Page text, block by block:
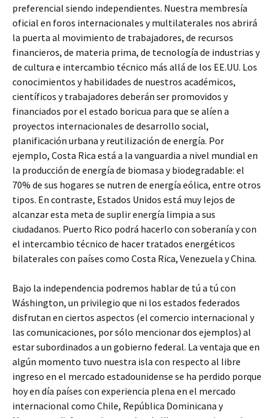
preferencial siendo independientes. Nuestra membresía
oficial en foros internacionales y multilaterales nos abrirá
la puerta al movimiento de trabajadores, de recursos
financieros, de materia prima, de tecnología de industrias y
de cultura e intercambio técnico más allá de los EE.UU. Los
conocimientos y habilidades de nuestros académicos,
científicos y trabajadores deberán ser promovidos y
financiados por el estado boricua para que se alíen a
proyectos internacionales de desarrollo social,
planificación urbana y reutilización de energía. Por
ejemplo, Costa Rica está a la vanguardia a nivel mundial en
la producción de energía de biomasa y biodegradable: el
70% de sus hogares se nutren de energía eólica, entre otros
tipos. En contraste, Estados Unidos está muy lejos de
alcanzar esta meta de suplir energía limpia a sus
ciudadanos. Puerto Rico podrá hacerlo con soberanía y con
el intercambio técnico de hacer tratados energéticos
bilaterales con países como Costa Rica, Venezuela y China.
Bajo la independencia podremos hablar de tú a tú con
Wáshington, un privilegio que ni los estados federados
disfrutan en ciertos aspectos (el comercio internacional y
las comunicaciones, por sólo mencionar dos ejemplos) al
estar subordinados a un gobierno federal. La ventaja que en
algún momento tuvo nuestra isla con respecto al libre
ingreso en el mercado estadounidense se ha perdido porque
hoy en día países con experiencia plena en el mercado
internacional como Chile, República Dominicana y